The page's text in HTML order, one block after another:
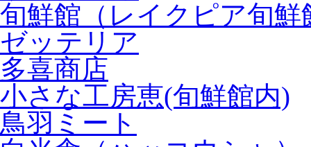
旬鮮館（レイクピア旬鮮
ゼッテリア
多喜商店
小さな工房恵(旬鮮館内)
鳥羽ミート